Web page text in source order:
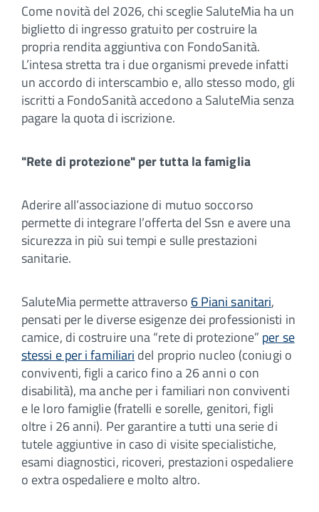
Come novità del 2026, chi sceglie SaluteMia ha un
biglietto di ingresso gratuito per costruire la
propria rendita aggiuntiva con FondoSanità.
L’intesa stretta tra i due organismi prevede infatti
un accordo di interscambio e, allo stesso modo, gli
iscritti a FondoSanità accedono a SaluteMia senza
pagare la quota di iscrizione.
"Rete di protezione" per tutta la famiglia
Aderire all’associazione di mutuo soccorso
permette di integrare l’offerta del Ssn e avere una
sicurezza in più sui tempi e sulle prestazioni
sanitarie.
SaluteMia permette attraverso 6 Piani sanitari,
pensati per le diverse esigenze dei professionisti in
camice, di costruire una “rete di protezione” per se
stessi e per i familiari del proprio nucleo (coniugi o
conviventi, figli a carico fino a 26 anni o con
disabilità), ma anche per i familiari non conviventi
e le loro famiglie (fratelli e sorelle, genitori, figli
oltre i 26 anni). Per garantire a tutti una serie di
tutele aggiuntive in caso di visite specialistiche,
esami diagnostici, ricoveri, prestazioni ospedaliere
o extra ospedaliere e molto altro.